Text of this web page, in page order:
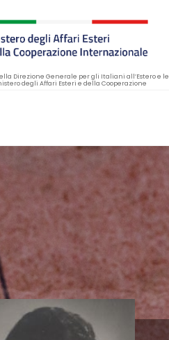
Direzione Generale per gli Italiani all’Estero e le
degli Affari Esteri e della Cooperazione